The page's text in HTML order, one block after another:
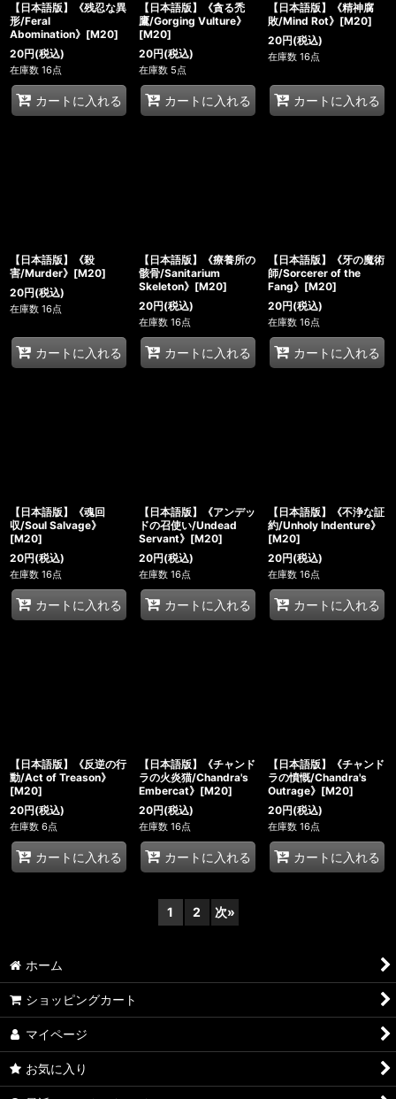
【日本語版】《残忍な異
形/Feral
Abomination》[M20]
20円(税込)
在庫数 16点
カートに入れる
【日本語版】《貪る禿
鷹/Gorging Vulture》
[M20]
20円(税込)
在庫数 5点
カートに入れる
【日本語版】《精神腐
敗/Mind Rot》[M20]
20円(税込)
在庫数 16点
カートに入れる
【日本語版】《殺
害/Murder》[M20]
20円(税込)
在庫数 16点
カートに入れる
【日本語版】《療養所の
骸骨/Sanitarium
Skeleton》[M20]
20円(税込)
在庫数 16点
カートに入れる
【日本語版】《牙の魔術
師/Sorcerer of the
Fang》[M20]
20円(税込)
在庫数 16点
カートに入れる
【日本語版】《魂回
収/Soul Salvage》
[M20]
20円(税込)
在庫数 16点
カートに入れる
【日本語版】《アンデッ
ドの召使い/Undead
Servant》[M20]
20円(税込)
在庫数 16点
カートに入れる
【日本語版】《不浄な証
約/Unholy Indenture》
[M20]
20円(税込)
在庫数 16点
カートに入れる
【日本語版】《反逆の行
動/Act of Treason》
[M20]
20円(税込)
在庫数 6点
カートに入れる
【日本語版】《チャンド
ラの火炎猫/Chandra's
Embercat》[M20]
20円(税込)
在庫数 16点
カートに入れる
【日本語版】《チャンド
ラの憤慨/Chandra's
Outrage》[M20]
20円(税込)
在庫数 16点
カートに入れる
1 2 次»
ホーム
ショッピングカート
マイページ
お気に入り